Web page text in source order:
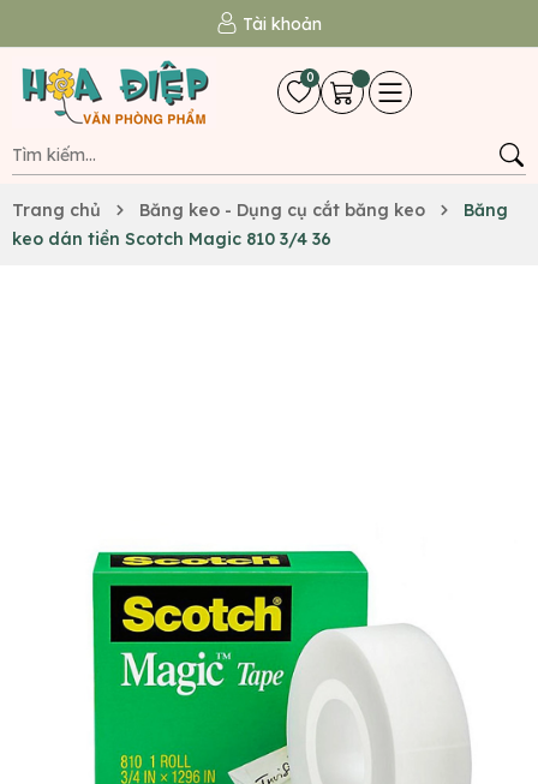
Tài khoản
0
Trang chủ Băng keo - Dụng cụ cắt băng keo
Băng
keo dán tiền Scotch Magic 810 3/4 36